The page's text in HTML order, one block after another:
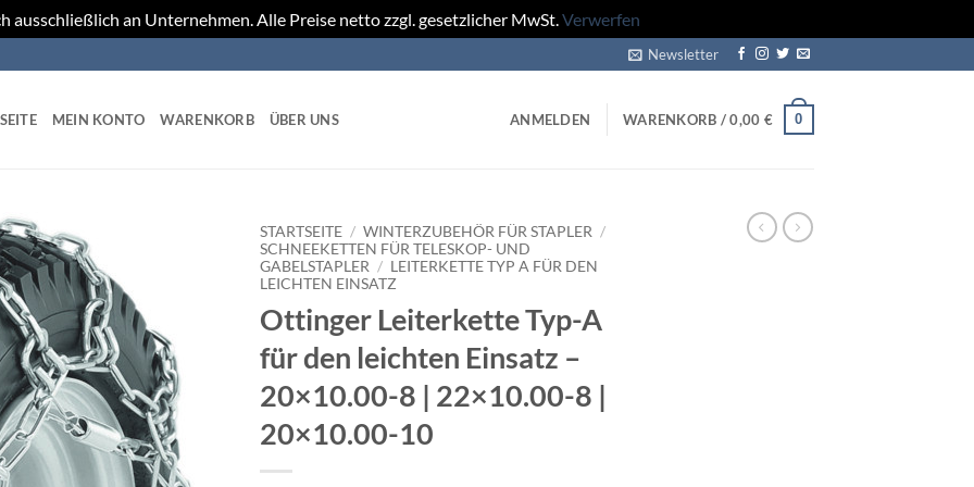
ausschließlich an Unternehmen. Alle Preise netto zzgl. gesetzlicher MwSt.Verwerfen
Newsletter
MEIN KONTO WARENKORB ÜBER UNS ANMELDEN WARENKORB /0,00 € 0
STARTSEITE / WINTERZUBEHÖR FÜR STAPLER /
SCHNEEKETTEN FÜR TELESKOP- UND
GABELSTAPLER / LEITERKETTE TYP A FÜR DEN
LEICHTEN EINSATZ
Ottinger Leiterkette Typ-A
für den leichten Einsatz –
20×10.00-8 | 22×10.00-8 |
20×10.00-10